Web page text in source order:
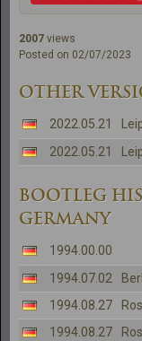
2007 views
Posted on 02/07/2023
OTHER
2022.05.21
2022.05.21
BOOTLEG
GERMANY
1994.00.00
1994.07.02
1994.08.27
1994.08.27